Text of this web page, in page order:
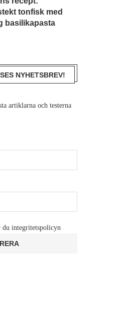
tonfisk med
basilikapasta
NYHETSBREV!
artiklarna och testerna
du integritetspolicyn